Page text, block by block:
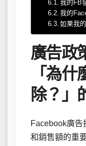
我的FB
我的
如果我
廣告政
「為
除？」
Facebook廣告
和銷售額的重